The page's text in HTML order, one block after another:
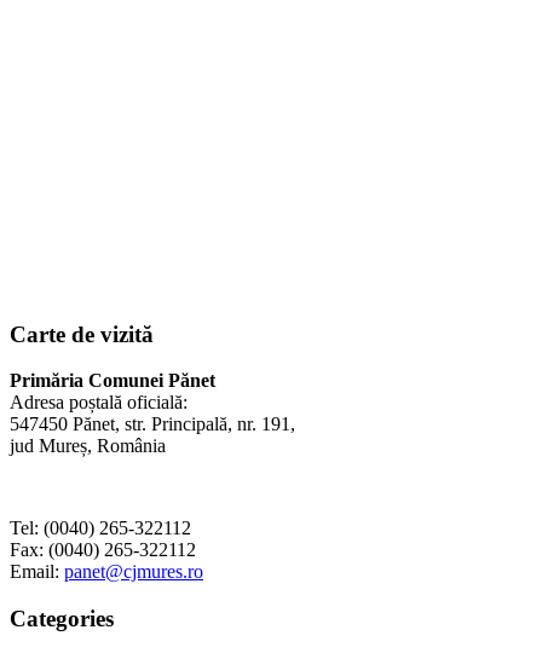
Carte de vizită
Primăria Comunei Pănet
Adresa poștală oficială:
547450 Pănet, str. Principală, nr. 191,
jud Mureș, România
Tel: (0040) 265-322112
Fax: (0040) 265-322112
Email: panet@cjmures.ro
Categories